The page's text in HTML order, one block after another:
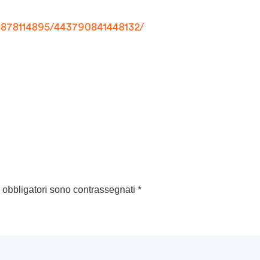
443790841448132/
obbligatori sono contrassegnati *